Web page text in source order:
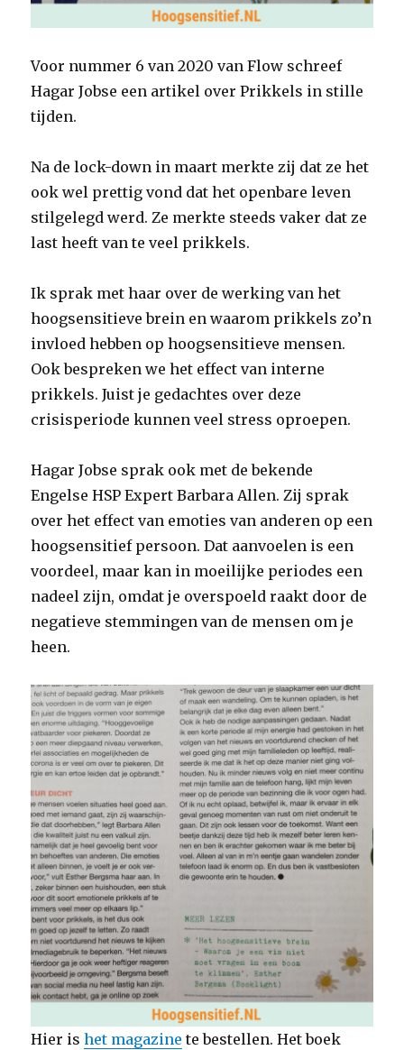
Voor nummer 6 van 2020 van Flow schreef
Hagar Jobse een artikel over Prikkels in stille
tijden.
Na de lock-down in maart merkte zij dat ze het
ook wel prettig vond dat het openbare leven
stilgelegd werd. Ze merkte steeds vaker dat ze
last heeft van te veel prikkels.
Ik sprak met haar over de werking van het
hoogsensitieve brein en waarom prikkels zo’n
invloed hebben op hoogsensitieve mensen.
Ook bespreken we het effect van interne
prikkels. Juist je gedachtes over deze
crisisperiode kunnen veel stress oproepen.
Hagar Jobse sprak ook met de bekende
Engelse HSP Expert Barbara Allen. Zij sprak
over het effect van emoties van anderen op een
hoogsensitief persoon. Dat aanvoelen is een
voordeel, maar kan in moeilijke periodes een
nadeel zijn, omdat je overspoeld raakt door de
negatieve stemmingen van de mensen om je
heen.
Hier ishet magazine te bestellen. Het boek